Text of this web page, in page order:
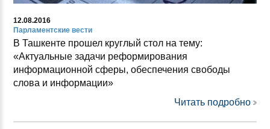
12.08.2016
Парламентские вести
В Ташкенте прошел круглый стол на тему:
«Актуальные задачи реформирования
информационной сферы, обеспечения свободы
слова и информации»
Читать подробно